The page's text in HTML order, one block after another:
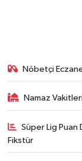
Nöbetçi
Namaz
Süper Lig Puan
Fikstür